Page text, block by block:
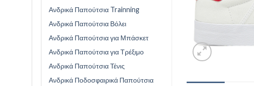
Ανδρικά Παπούτσια Trainning
Ανδρικά Παπούτσια Βόλει
Ανδρικά Παπούτσια για Μπάσκετ
Ανδρικά Παπούτσια για Τρέξιμο
Ανδρικά Παπούτσια Τένις
Ανδρικά Ποδοσφαιρικά Παπούτσια